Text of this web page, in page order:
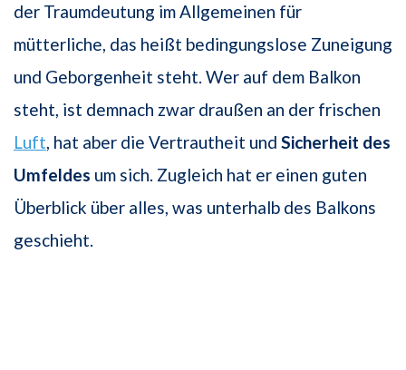
der Traumdeutung im Allgemeinen für
mütterliche, das heißt bedingungslose Zuneigung
und Geborgenheit steht. Wer auf dem Balkon
steht, ist demnach zwar draußen an der frischen
Luft, hat aber die Vertrautheit und Sicherheit des
Umfeldes um sich. Zugleich hat er einen guten
Überblick über alles, was unterhalb des Balkons
geschieht.